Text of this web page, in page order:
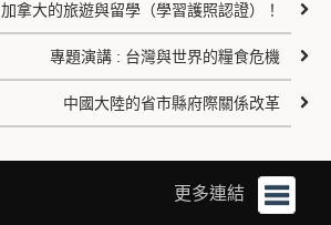
加拿大的旅遊與留學（學習護照認證）！
專題演講 : 台灣與世界的糧食危機
中國大陸的省市縣府際關係改革
更多連結